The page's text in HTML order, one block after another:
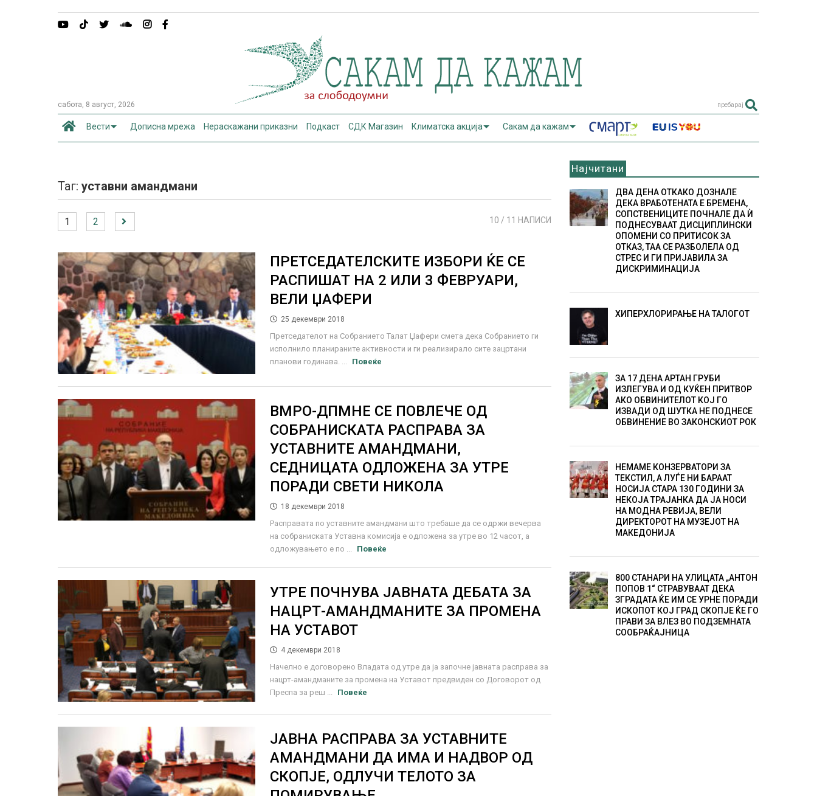
сабота, 8 август, 2026 пребарај
Вести Дописна мрежа Нераскажани приказни Подкаст СДК Магазин Климатска акција Сакам да кажам
Таг:уставни амандмани
1 2 10 / 11 НАПИСИ
ПРЕТСЕДАТЕЛСКИТЕ ИЗБОРИ ЌЕ СЕ
РАСПИШАТ НА 2 ИЛИ 3 ФЕВРУАРИ,
ВЕЛИ ЏАФЕРИ
25 декември 2018
Претседателот на Собранието Талат Џафери смета дека Собранието ги
исполнило планираните активности и ги реализирало сите зацртани
планови годинава. ...
Повеќе
ВМРО-ДПМНЕ СЕ ПОВЛЕЧЕ ОД
СОБРАНИСКАТА РАСПРАВА ЗА
УСТАВНИТЕ АМАНДМАНИ,
СЕДНИЦАТА ОДЛОЖЕНА ЗА УТРЕ
ПОРАДИ СВЕТИ НИКОЛА
18 декември 2018
Расправата по уставните амандмани што требаше да се одржи вечерва
на собрaниската Уставна комисија е одложена за утре во 12 часот, а
одложувањето е по ...
Повеќе
УТРЕ ПОЧНУВА ЈАВНАТА ДЕБАТА ЗА
НАЦРТ-АМАНДМАНИТЕ ЗА ПРОМЕНА
НА УСТАВОТ
4 декември 2018
Начелно е договорено Владата од утре да ја започне јавната расправа за
нацрт-амандманите за промена на Уставот предвиден со Договорот од
Преспа за реш ...
Повеќе
ЈАВНА РАСПРАВА ЗА УСТАВНИТЕ
АМАНДМАНИ ДА ИМА И НАДВОР ОД
СКОПЈЕ, ОДЛУЧИ ТЕЛОТО ЗА
Најчитани
ДВА ДЕНА ОТКАКО ДОЗНАЛЕ
ДЕКА ВРАБОТЕНАТА Е БРЕМЕНА,
СОПСТВЕНИЦИТЕ ПОЧНАЛЕ ДА Ѝ
ПОДНЕСУВААТ ДИСЦИПЛИНСКИ
ОПОМЕНИ СО ПРИТИСОК ЗА
ОТКАЗ, ТАА СЕ РАЗБОЛЕЛА ОД
СТРЕС И ГИ ПРИЈАВИЛА ЗА
ДИСКРИМИНАЦИЈА
ХИПЕРХЛОРИРАЊЕ НА ТАЛОГОТ
ЗА 17 ДЕНА АРТАН ГРУБИ
ИЗЛЕГУВА И ОД КУЌЕН ПРИТВОР
АКО ОБВИНИТЕЛОТ КОЈ ГО
ИЗВАДИ ОД ШУТКА НЕ ПОДНЕСЕ
ОБВИНЕНИЕ ВО ЗАКОНСКИОТ РОК
НЕМАМЕ КОНЗЕРВАТОРИ ЗА
ТЕКСТИЛ, А ЛУЃЕ НИ БАРААТ
НОСИЈА СТАРА 130 ГОДИНИ ЗА
НЕКОЈА ТРАЈАНКА ДА ЈА НОСИ
НА МОДНА РЕВИЈА, ВЕЛИ
ДИРЕКТОРОТ НА МУЗЕЈОТ НА
МАКЕДОНИЈА
800 СТАНАРИ НА УЛИЦАТА „АНТОН
ПОПОВ 1“ СТРАВУВААТ ДЕКА
ЗГРАДАТА ЌЕ ИМ СЕ УРНЕ ПОРАДИ
ИСКОПОТ КОЈ ГРАД СКОПЈЕ ЌЕ ГО
ПРАВИ ЗА ВЛЕЗ ВО ПОДЗЕМНАТА
СООБРАЌАЈНИЦА